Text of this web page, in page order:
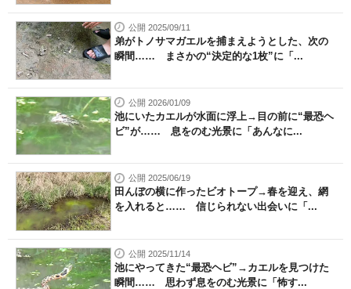
公開 2025/09/11
弟がトノサマガエルを捕まえようとした、次の
瞬間…… まさかの“決定的な1枚”に「...
公開 2026/01/09
池にいたカエルが水面に浮上→目の前に“最恐ヘ
ビ”が…… 息をのむ光景に「あんなに...
公開 2025/06/19
田んぼの横に作ったビオトープ→春を迎え、網
を入れると…… 信じられない出会いに「...
公開 2025/11/14
池にやってきた“最恐ヘビ”→カエルを見つけた
瞬間…… 思わず息をのむ光景に「怖す...